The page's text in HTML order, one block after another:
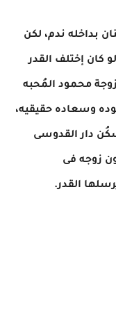
بداخله ندم، لكن
كان إختلف القدر
محمود المُحبه
وسعاده حقيقيه،
دار القدوسى
زوجه فى
القدر.